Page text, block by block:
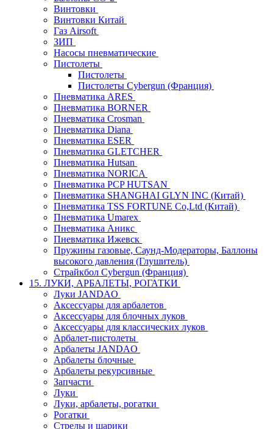
Винтовки
Винтовки Китай
Газ Airsoft
ЗИП
Насосы пневматические
Пистолеты
Пистолеты
Пистолеты Cybergun (Франция)
Пневматика ARES
Пневматика BORNER
Пневматика Crosman
Пневматика Diana
Пневматика ESER
Пневматика GLETCHER
Пневматика Hutsan
Пневматика NORICA
Пневматика PCP HUTSAN
Пневматика SHANGHAI GLYN INC (Китай)
Пневматика TSS FORTUNE Co,Ltd (Китай)
Пневматика Umarex
Пневматика Аникс
Пневматика Ижевск
Пружины газовые, Саунд-Модераторы, Баллоны
высокого давления (Глушитель)
Страйкбол Cybergun (Франция)
15. ЛУКИ, АРБАЛЕТЫ, РОГАТКИ
Луки JANDAO
Аксессуары для арбалетов
Аксессуары для блочных луков
Аксессуары для классических луков
Арбалет-пистолеты
Арбалеты JANDAO
Арбалеты блочные
Арбалеты рекурсивные
Запчасти
Луки
Луки, арбалеты, рогатки
Рогатки
Стрелы и шарики